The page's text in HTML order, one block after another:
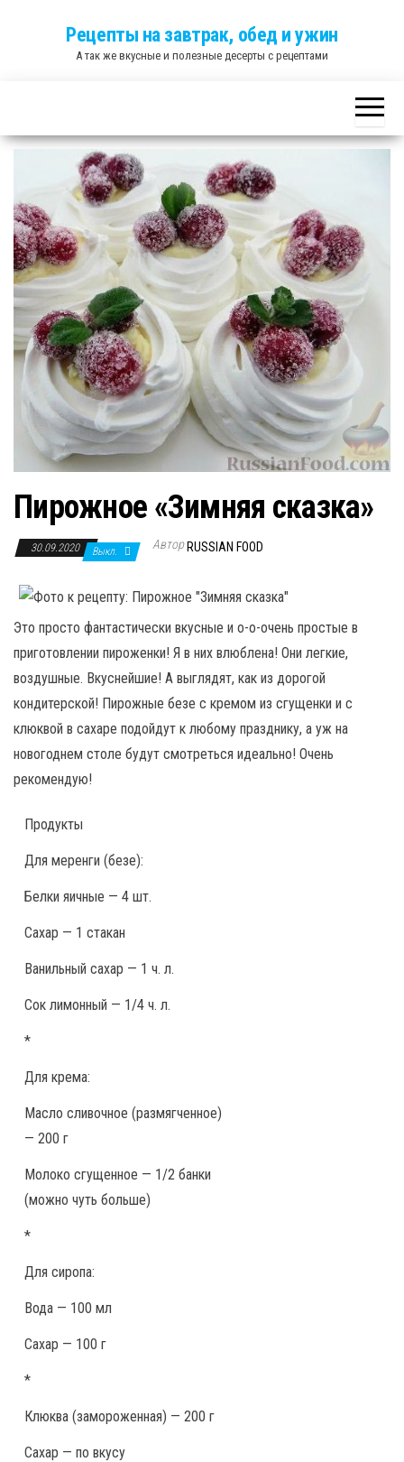
Рецепты на завтрак, обед и ужин
А так же вкусные и полезные десерты с рецептами
Пирожное «Зимняя сказка»
30.09.2020 Выкл. Автор RUSSIAN FOOD
Это просто фантастически вкусные и о-о-очень простые в
приготовлении пироженки! Я в них влюблена! Они легкие,
воздушные. Вкуснейшие! А выглядят, как из дорогой
кондитерской! Пирожные безе с кремом из сгущенки и с
клюквой в сахаре подойдут к любому празднику, а уж на
новогоднем столе будут смотреться идеально! Очень
рекомендую!
Продукты
Для меренги (безе):
Белки яичные — 4 шт.
Сахар — 1 стакан
Ванильный сахар — 1 ч. л.
Сок лимонный — 1/4 ч. л.
*
Для крема:
Масло сливочное (размягченное)
— 200 г
Молоко сгущенное — 1/2 банки
(можно чуть больше)
*
Для сиропа:
Вода — 100 мл
Сахар — 100 г
*
Клюква (замороженная) — 200 г
Сахар — по вкусу